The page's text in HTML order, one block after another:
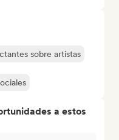
sobre artistas
a estos